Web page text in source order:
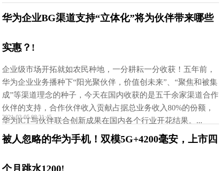
华为企业BG渠道支持“立体化”将为伙伴带来哪些
实惠？!
企业级市场开拓就如农民种地，一分耕耘一分收获！五年前，
华为企业业务播种下“阳光聚伙伴，价值创未来”、“聚焦和被集
成”等渠道理念的种子，今天在国内收获的是五千余家渠道合作
伙伴的支持，合作伙伴收入贡献占据总业务收入80%的份额，
华为ICT与伙伴联合创新成果在国内各个行业开花结果。...
2021-03-05 08:31:45
被人忽略的华为手机！双模5G+4200毫安，上市四
个月跳水1200!